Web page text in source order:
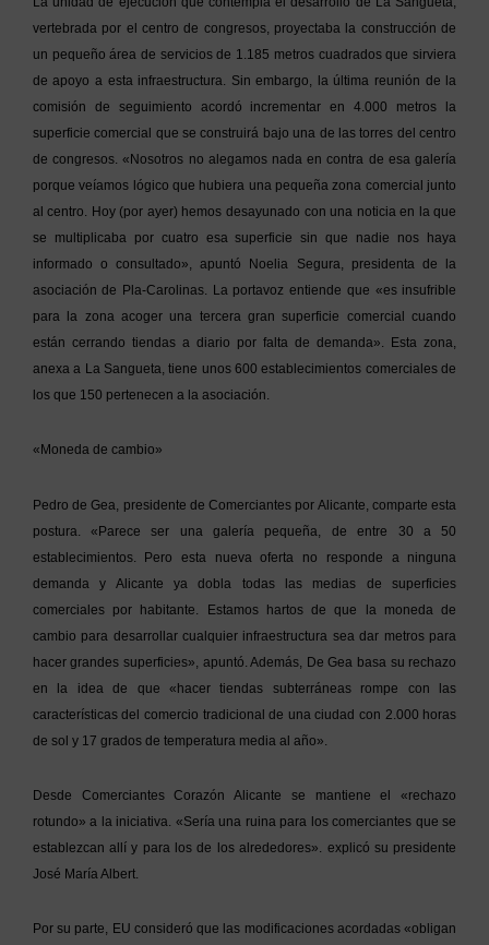
vertebrada por el centro de congresos, proyectaba la construcción de
un pequeño área de servicios de 1.185 metros cuadrados que sirviera
de apoyo a esta infraestructura. Sin embargo, la última reunión de la
comisión de seguimiento acordó incrementar en 4.000 metros la
superficie comercial que se construirá bajo una de las torres del centro
de congresos. «Nosotros no alegamos nada en contra de esa galería
porque veíamos lógico que hubiera una pequeña zona comercial junto
al centro. Hoy (por ayer) hemos desayunado con una noticia en la que
se multiplicaba por cuatro esa superficie sin que nadie nos haya
informado o consultado», apuntó Noelia Segura, presidenta de la
asociación de Pla-Carolinas. La portavoz entiende que «es insufrible
para la zona acoger una tercera gran superficie comercial cuando
están cerrando tiendas a diario por falta de demanda». Esta zona,
anexa a La Sangueta, tiene unos 600 establecimientos comerciales de
los que 150 pertenecen a la asociación.
«Moneda de cambio»
Pedro de Gea, presidente de Comerciantes por Alicante, comparte esta
postura. «Parece ser una galería pequeña, de entre 30 a 50
establecimientos. Pero esta nueva oferta no responde a ninguna
demanda y Alicante ya dobla todas las medias de superficies
comerciales por habitante. Estamos hartos de que la moneda de
cambio para desarrollar cualquier infraestructura sea dar metros para
hacer grandes superficies», apuntó. Además, De Gea basa su rechazo
en la idea de que «hacer tiendas subterráneas rompe con las
características del comercio tradicional de una ciudad con 2.000 horas
de sol y 17 grados de temperatura media al año».
Desde Comerciantes Corazón Alicante se mantiene el «rechazo
rotundo» a la iniciativa. «Sería una ruina para los comerciantes que se
establezcan allí y para los de los alrededores». explicó su presidente
José María Albert.
Por su parte, EU consideró que las modificaciones acordadas «obligan